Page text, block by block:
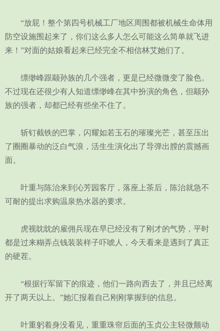
“放屁！整个第四号机械工厂地区周围都被机械生命体用
防空设施围起来了，你们这么多人怎么可能这么简单就飞进
来！”对面的姑娘看起来已经完全不相信林艾她们了。
缥缈峰跟颛孙族的几个强者，更是已经微微变了脸色。
不过现在还很少有人知道缥缈峰在其中扮演的角色，但颛孙
族的强者，却都已经有些坐不住了。
斩钉截铁的巴掌，闪耀如若玉石的璀璨光芒，甚至压出
了圈圈暴动的泛白气浪，活生生演化出了导弹出膛的震撼画
面。
叶重与陈治来到沁芳园客厅，落座上茶后，陈治就急不
可耐的提出求购温泉热水器的要求。
虎视眈眈的雇佣兵现在早已经没有了刚才的气势，平时
都是过来糊弄点钱装装样子吓唬人，今天看来是遇到了真正
的硬茬。
“根据行军留下的痕迹，他们一路向西去了，并且已经离
开了两天以上。”她汇报着自己刚刚掌握到的信息。
叶重躬着身没看见，重重珠帘后面的玉贞公主轻微颤动